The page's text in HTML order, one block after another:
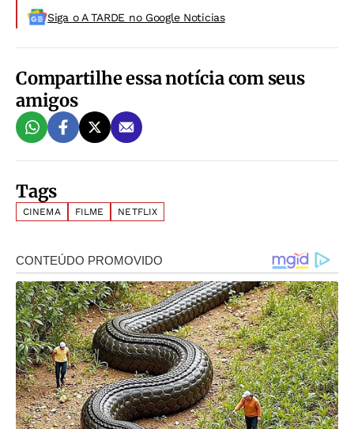
Siga o A TARDE no Google Noticias
Compartilhe essa notícia com seus
amigos
Tags
CINEMA FILME NETFLIX